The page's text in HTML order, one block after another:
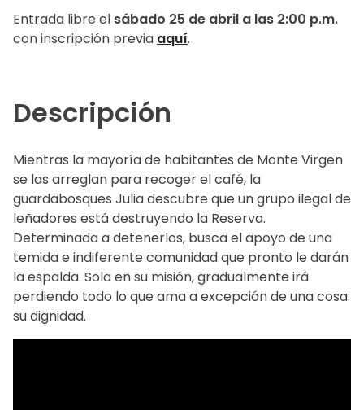
Entrada libre el sábado 25 de abril a las 2:00 p.m.
con inscripción previa aquí.
Descripción
Mientras la mayoría de habitantes de Monte Virgen
se las arreglan para recoger el café, la
guardabosques Julia descubre que un grupo ilegal de
leñadores está destruyendo la Reserva.
Determinada a detenerlos, busca el apoyo de una
temida e indiferente comunidad que pronto le darán
la espalda. Sola en su misión, gradualmente irá
perdiendo todo lo que ama a excepción de una cosa:
su dignidad.